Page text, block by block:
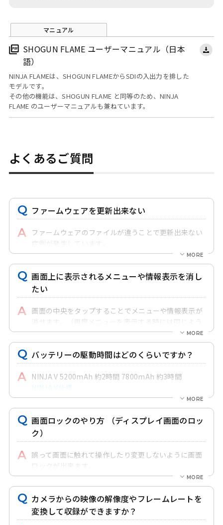
マニュアル
SHOGUN FLAME ユーザーマニュアル（日本
語）
NINJA FLAMEは、SHOGUN FLAMEからSDIの入出力を排した
モデルです。
その他の機能は、SHOGUN FLAME と同等のため、NINJA
FLAME のユーザーマニュアルも兼ねています。
よくあるご質問
ファームウェアを更新出来ない
ファームウェアのファイルが違うことで更新出来ない
症例が発生しています。
ZIPファイルの場合には ATOMxxxx.FWファイルに解凍
してください。
またファイル名が ATOMxxxx-2.FWという-2, -3などが
追加されている場合には削除が必要です。
ファームウェアの更新手順
ATOMOS本社・英語サイト
よりファームウェアをダウ
ンロードします。
このサイトでお使いのATOMOS製品の機種を選択して
ください。
[DOWNLOAD FIRMWARE UPDATE]ボタンをクリック
してダウンロードしてください。
ZIPファイルの場合は解凍して ATOMxxxx.FWファイル
とします。 *xxxxは機種ごとに名称が異なります。
このファイルをSSDにコピーしてください。
*SHINOBIシリーズはSDカードへコピー。
SSDをATOMOS製品に装着して電源を入れて頂くと自
動的にファームウェアの更新が始まります。
もし自動的に更新が始まらない場合には強制ファーム
ウェア更新モードにするため、電源を切った後に電源
ボタンを10秒程度の長い時間押すとファームウェア更
新が始まります。
画面上に表示されるメニューや情報表示を消し
たい
画面の中央をタップすることでメニューや情報表示が
消せます。（再度メニューを表示する時には同じよう
に中央をタップしてください）
ただし波形モニターは残るため波形モニターを消す場
合は非表示の設定にしてください。
なおカメラの情報（シャッタースピード、絞り値、
ISO感度や他設定）が表示されている場合はカメラ側
の設定を変更する必要があります。
HDMI設定の情報表示を変更する場合や撮影モードを
動画モードにするなどカメラにより設定方法が異なる
ため詳しくはカメラのマニュアルをご参照ください。
推奨カメラ以外ではカメラ情報（シャッタースピー
ド、絞り値、ISO感度や他設定）がHDMI出力先に出て
非表示に出来ない場合があります。
バッテリーの駆動時間はどのくらいですか？
NINJA V 5200mAh 約2時間 7800mAh 約3時間
NINJA V仕様
SHOGUN CONNECT 5200mAh 約1.5時間
7800mAh 約2.2時間
SHOGUN CONNECT仕様
SHOGUN INFERNO/ NINJA INFERNO 5200mAh
約1.5時間 7800mAh 約2.2時間
SHOGUN INFERNO仕様
NINJA INFERNO仕様
ZATO CONNECT 5200mAh 約6時間 7800mAh
約9時間
ZATO CONNECT仕様
画面ロックのやり方 （ディスプレイ画面のロッ
ク）
誤って画面に触れて操作したり変更しないように画面
ロックが出来ます。
電源ボタンを軽く押すことで画面ロックとなり画面操
作が無効となります。再び電源ボタンを短く押すとロ
ックが解除されます。
また Display off（ディスプレイオフ）機能を有効にす
カメラからの映像の解像度やフレームレートを
変換して収録ができますか？